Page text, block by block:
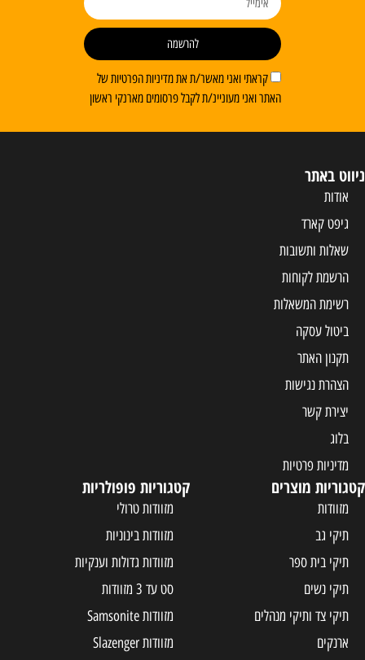
קראתי ואני מאשר/ת את מדיניות הפרטיות של
האתר ואני מעוניינ/ת לקבל פרסומים מארנקי ראשון
להרשמה
ניווט באתר
אודות
גיפט קארד
שאלות ותשובות
הרשמת לקוחות
רשימת המשאלות
ביטול עסקה
תקנון האתר
הצהרת נגישות
יצירת קשר
בלוג
מדיניות פרטיות
קטגוריות מוצרים
מזוודות
תיקי גב
תיקי בית ספר
תיקי נשים
תיקי צד ותיקי מנהלים
ארנקים
קטגוריות פופולריות
מזוודות טרולי
מזוודות בינוניות
מזוודות גדולות וענקיות
סט עד 3 מזוודות
מזוודות Samsonite
מזוודות Slazenger